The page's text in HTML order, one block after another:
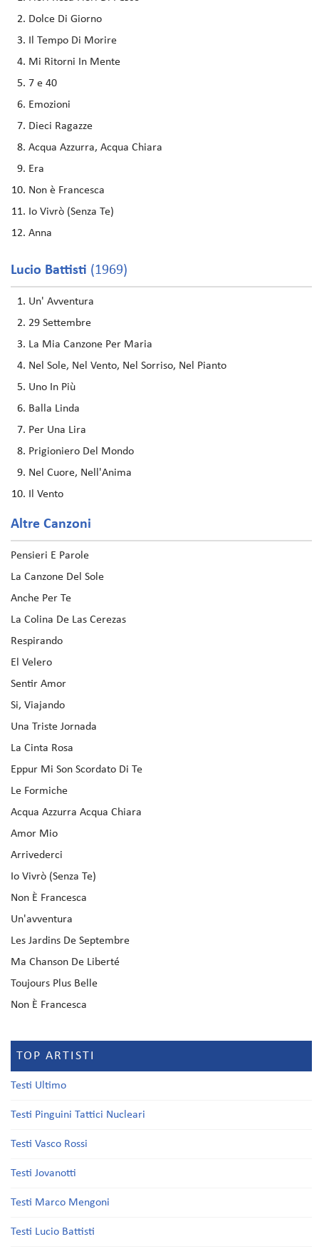
Dolce Di Giorno
Il Tempo Di Morire
Mi Ritorni In Mente
7 e 40
Emozioni
Dieci Ragazze
Acqua Azzurra, Acqua Chiara
Era
Non è Francesca
Io Vivrò (Senza Te)
Anna
Lucio Battisti (1969)
Un' Avventura
29 Settembre
La Mia Canzone Per Maria
Nel Sole, Nel Vento, Nel Sorriso, Nel Pianto
Uno In Più
Balla Linda
Per Una Lira
Prigioniero Del Mondo
Nel Cuore, Nell'Anima
Il Vento
Altre Canzoni
Pensieri E Parole
La Canzone Del Sole
Anche Per Te
La Colina De Las Cerezas
Respirando
El Velero
Sentir Amor
Si, Viajando
Una Triste Jornada
La Cinta Rosa
Eppur Mi Son Scordato Di Te
Le Formiche
Acqua Azzurra Acqua Chiara
Amor Mio
Arrivederci
Io Vivrò (Senza Te)
Non È Francesca
Un'avventura
Les Jardins De Septembre
Ma Chanson De Liberté
Toujours Plus Belle
Non È Francesca
TOP ARTISTI
Testi Ultimo
Testi Pinguini Tattici Nucleari
Testi Vasco Rossi
Testi Jovanotti
Testi Marco Mengoni
Testi Lucio Battisti